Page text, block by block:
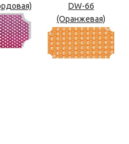
DW-66
(Оранжевая)